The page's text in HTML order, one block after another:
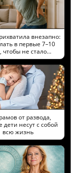
внезапно:
в первые 7–10
чтобы не стало…
от развода,
дети несут с собой
всю жизнь